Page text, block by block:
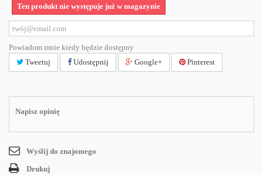
Ten produkt nie występuje już w magazynie
Powiadom mnie kiedy będzie dostępny
Tweetuj
Udostępnij Google+ Pinterest
Napisz opinię
Wyślij do znajomego
Drukuj